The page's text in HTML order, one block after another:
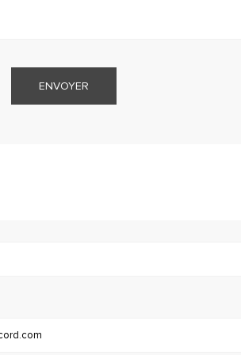
ENVOYER